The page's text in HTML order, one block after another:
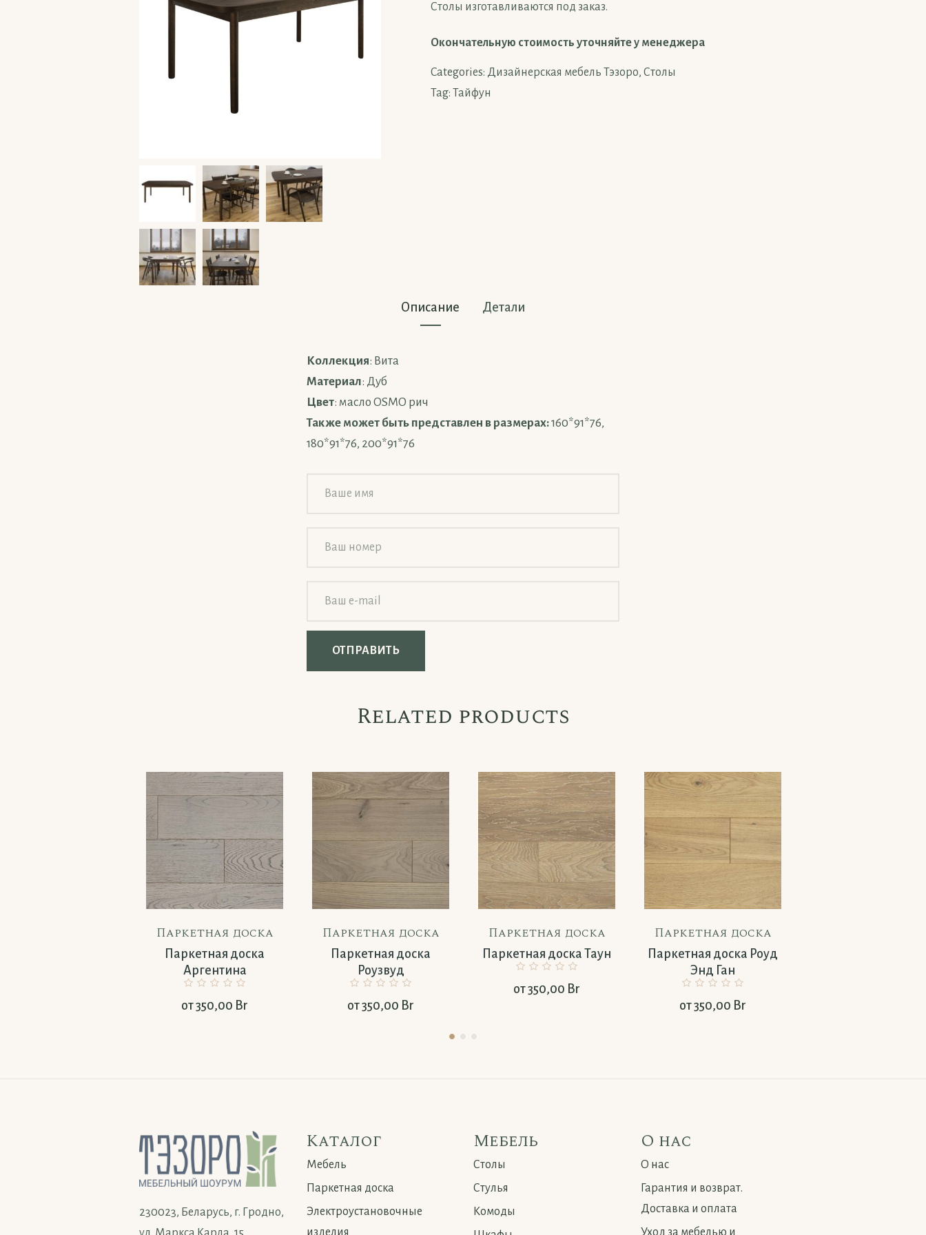
Столы изготавливаются под заказ.
Окончательную стоимость уточняйте у менеджера
Categories: Дизайнерская мебель Тэзоро, Столы
Tag: Тайфун
Описание Детали
Коллекция: Вита
Материал: Дуб
Цвет: масло OSMO рич
Также может быть представлен в размерах:160*91*76,
180*91*76, 200*91*76
Related products
Паркетная доска
Паркетная доска
Аргентина
от350,00 Br
Паркетная доска
Паркетная доска
Роузвуд
от350,00 Br
Паркетная доска
Паркетная доска Таун
от350,00 Br
Паркетная доска
Паркетная доска Роуд
Энд Ган
от350,00 Br
230023, Беларусь, г. Гродно,
Каталог
Мебель
Паркетная доска
Электроустановочные
изделия
Мебель
Столы
Стулья
Комоды
О нас
О нас
Гарантия и возврат.
Доставка и оплата
Уход за мебелью и